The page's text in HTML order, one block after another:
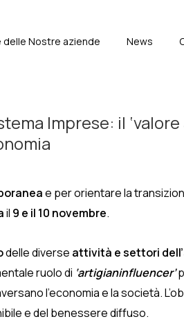
delle Nostre aziende News
Imprese: il
e per orientare la
il 9 e il 10 novembre.
delle diverse attività e settori
ruolo di ‘artigianinfluencer’
l’economia e la società.
e del benessere diffuso.